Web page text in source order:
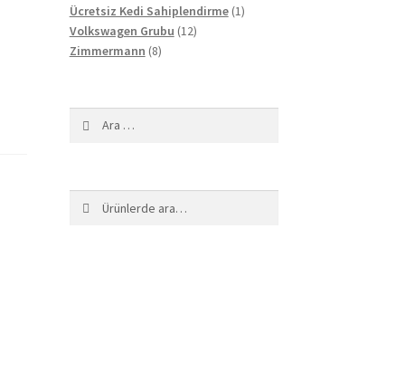
ürün
Ücretsiz Kedi Sahiplendirme 11
Volkswagen Grubu 1212
Zimmermann 88